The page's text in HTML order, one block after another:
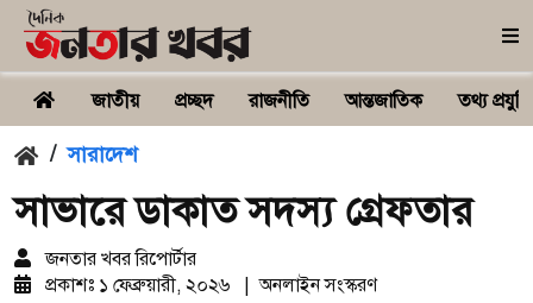
জাতীয় প্রচ্ছদ রাজনীতি আন্তজাতিক তথ্য প্রযুক্তি
/ সারাদেশ
সাভারে ডাকাত সদস্য গ্রেফতার
জনতার খবর রিপোর্টার
প্রকাশঃ ১ ফেব্রুয়ারী, ২০২৬ অনলাইন সংস্করণ